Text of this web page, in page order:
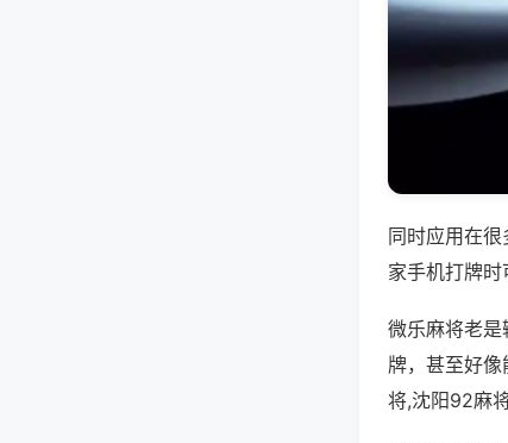
同时应用在
家手机打牌时
微乐麻将老
牌，甚至好
将,沈阳92麻